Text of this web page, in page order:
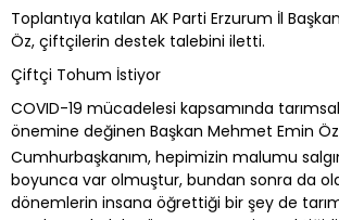
Toplantıya katılan AK Parti Erzurum İl
Öz, çiftçilerin destek talebini iletti.
Çiftçi Tohum İstiyor
COVID-19 mücadelesi kapsamında
önemine değinen Başkan Mehmet Emin Öz,
Cumhurbaşkanım, hepimizin malumu
boyunca var olmuştur, bundan sonra da
dönemlerin insana öğrettiği bir şey de